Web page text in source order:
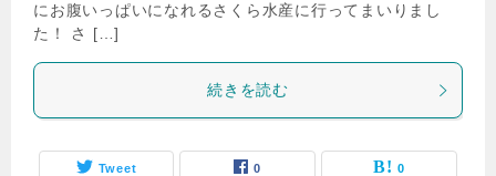
にお腹いっぱいになれるさくら水産に行ってまいりまし
た！ さ […]
続きを読む
Tweet 0 0